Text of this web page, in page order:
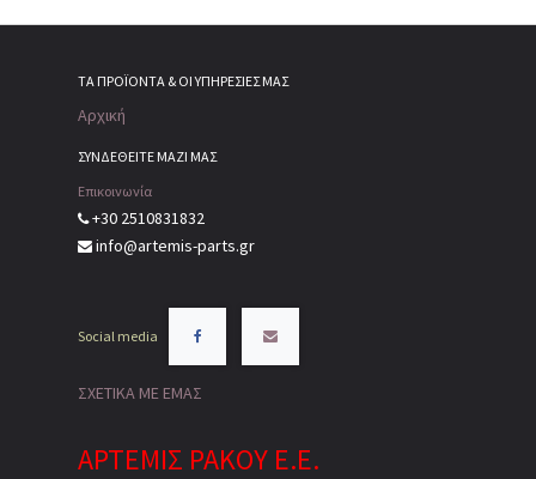
ΤΑ ΠΡΟΪΌΝΤΑ & ΟΙ ΥΠΗΡΕΣΊΕΣ ΜΑΣ
Αρχική
ΣΥΝΔΕΘΕΙΤΕ ΜΑΖΙ ΜΑΣ
Επικοινωνία
+30 2510831832
info@artemis-parts.gr
Social media
ΣΧΕΤΙΚΑ ΜΕ ΕΜΑΣ
ΑΡΤΕΜΙΣ ΡΑΚΟΥ Ε.Ε.